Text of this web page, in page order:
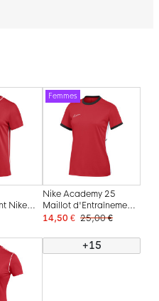
Nike
pour
Femmes
Nike Academy 25
Maillot d'Entraînement
Femmes Rouge Noir
14,50 € 25,00 €
+15